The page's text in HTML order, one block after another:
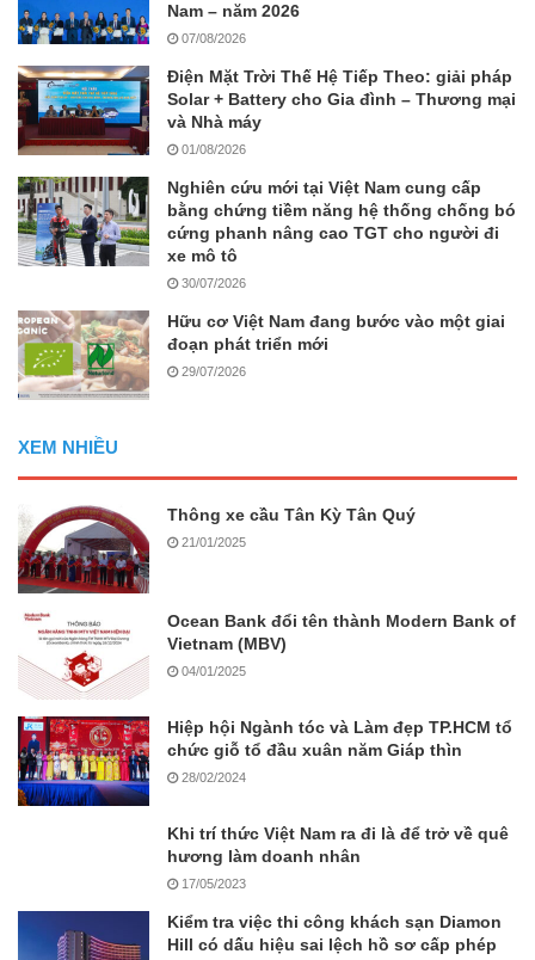
Nam – năm 2026
07/08/2026
Điện Mặt Trời Thế Hệ Tiếp Theo: giải pháp
Solar + Battery cho Gia đình – Thương mại
và Nhà máy
01/08/2026
Nghiên cứu mới tại Việt Nam cung cấp
bằng chứng tiềm năng hệ thống chống bó
cứng phanh nâng cao TGT cho người đi
xe mô tô
30/07/2026
Hữu cơ Việt Nam đang bước vào một giai
đoạn phát triển mới
29/07/2026
XEM NHIỀU
Thông xe cầu Tân Kỳ Tân Quý
21/01/2025
Ocean Bank đổi tên thành Modern Bank of
Vietnam (MBV)
04/01/2025
Hiệp hội Ngành tóc và Làm đẹp TP.HCM tổ
chức giỗ tổ đầu xuân năm Giáp thìn
28/02/2024
Khi trí thức Việt Nam ra đi là để trở về quê
hương làm doanh nhân
17/05/2023
Kiểm tra việc thi công khách sạn Diamon
Hill có dấu hiệu sai lệch hồ sơ cấp phép